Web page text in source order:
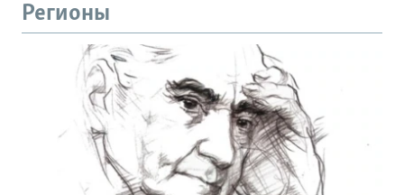
Регионы